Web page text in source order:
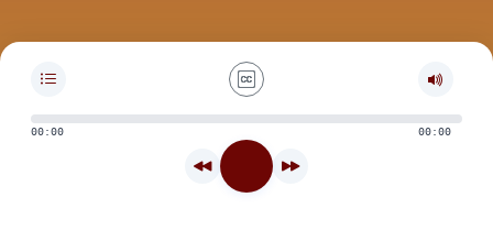
00:00 00:00